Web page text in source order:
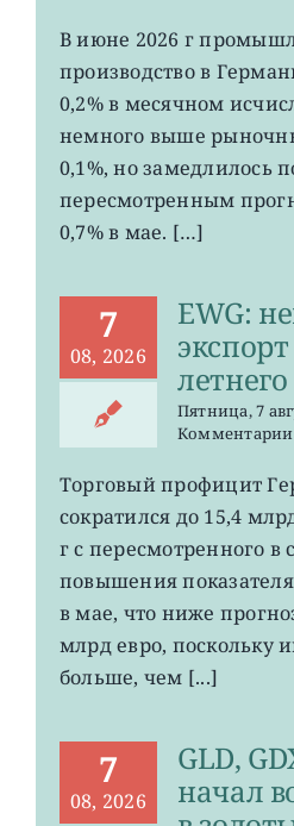
В июне 2026 г
производство в
0,2% в месячном
немного выше
0,1%, но замедлилось
пересмотренным
0,7% в мае. […]
7
08, 2026
EWG:
Пятница, 7
Комментарии
Торговый профицит
сократился до 15,4
г с пересмотренного в
повышения
в мае, что ниже
млрд евро, поскольку
больше, чем [...]
7
08, 2026
GLD,
начал